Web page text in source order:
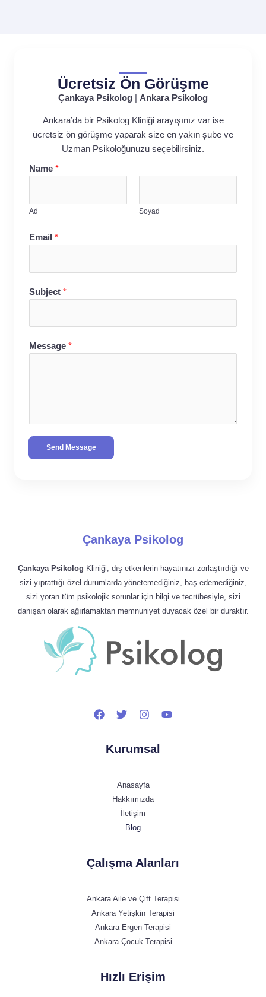
Ücretsiz Ön Görüşme
Çankaya Psikolog Ankara Psikolog
Ankara’da bir Psikolog Kliniği arayışınız var ise
ücretsiz ön görüşme yaparak size en yakın şube ve
Uzman Psikoloğunuzu seçebilirsiniz.
Name *
Ad Soyad
Email *
Subject *
Message *
Send Message
Çankaya Psikolog
Çankaya Psikolog Kliniği, dış etkenlerin hayatınızı zorlaştırdığı ve
sizi yıprattığı özel durumlarda yönetemediğiniz, baş edemediğiniz,
sizi yoran tüm psikolojik sorunlar için bilgi ve tecrübesiyle, sizi
danışan olarak ağırlamaktan memnuniyet duyacak özel bir duraktır.
Kurumsal
Anasayfa
Hakkımızda
İletişim
Blog
Çalışma Alanları
Ankara Aile ve Çift Terapisi
Ankara Yetişkin Terapisi
Ankara Ergen Terapisi
Ankara Çocuk Terapisi
Hızlı Erişim